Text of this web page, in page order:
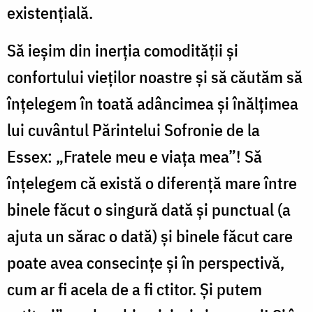
existențială.
Să ieșim din inerția comodității și
confortului vieților noastre și să căutăm să
înțelegem în toată adâncimea și înălțimea
lui cuvântul Părintelui Sofronie de la
Essex: „Fratele meu e viața mea”! Să
înțelegem că există o diferență mare între
binele făcut o singură dată și punctual (a
ajuta un sărac o dată) și binele făcut care
poate avea consecințe și în perspectivă,
cum ar fi acela de a fi ctitor. Și putem